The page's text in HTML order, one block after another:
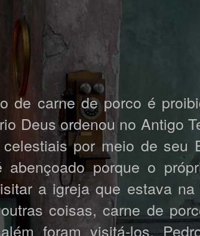
de carne de porco é
Deus ordenou no Antigo
por meio de seu
porque o
a igreja que estava na
coisas, carne de
foram visitá-los,